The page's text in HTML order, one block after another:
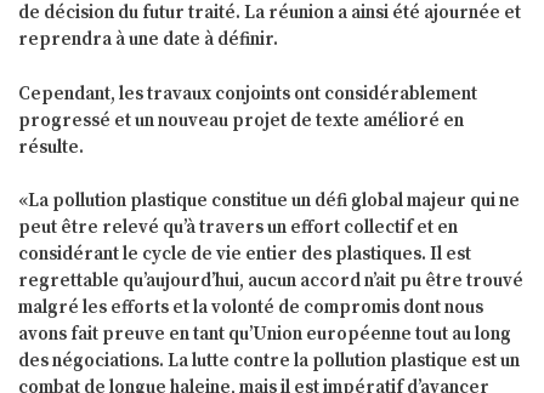
de décision du futur traité. La réunion a ainsi été ajournée et
reprendra à une date à définir.
Cependant, les travaux conjoints ont considérablement
progressé et un nouveau projet de texte amélioré en
résulte.
«La pollution plastique constitue un défi global majeur qui ne
peut être relevé qu’à travers un effort collectif et en
considérant le cycle de vie entier des plastiques. Il est
regrettable qu’aujourd’hui, aucun accord n’ait pu être trouvé
malgré les efforts et la volonté de compromis dont nous
avons fait preuve en tant qu’Union européenne tout au long
des négociations. La lutte contre la pollution plastique est un
combat de longue haleine, mais il est impératif d’avancer